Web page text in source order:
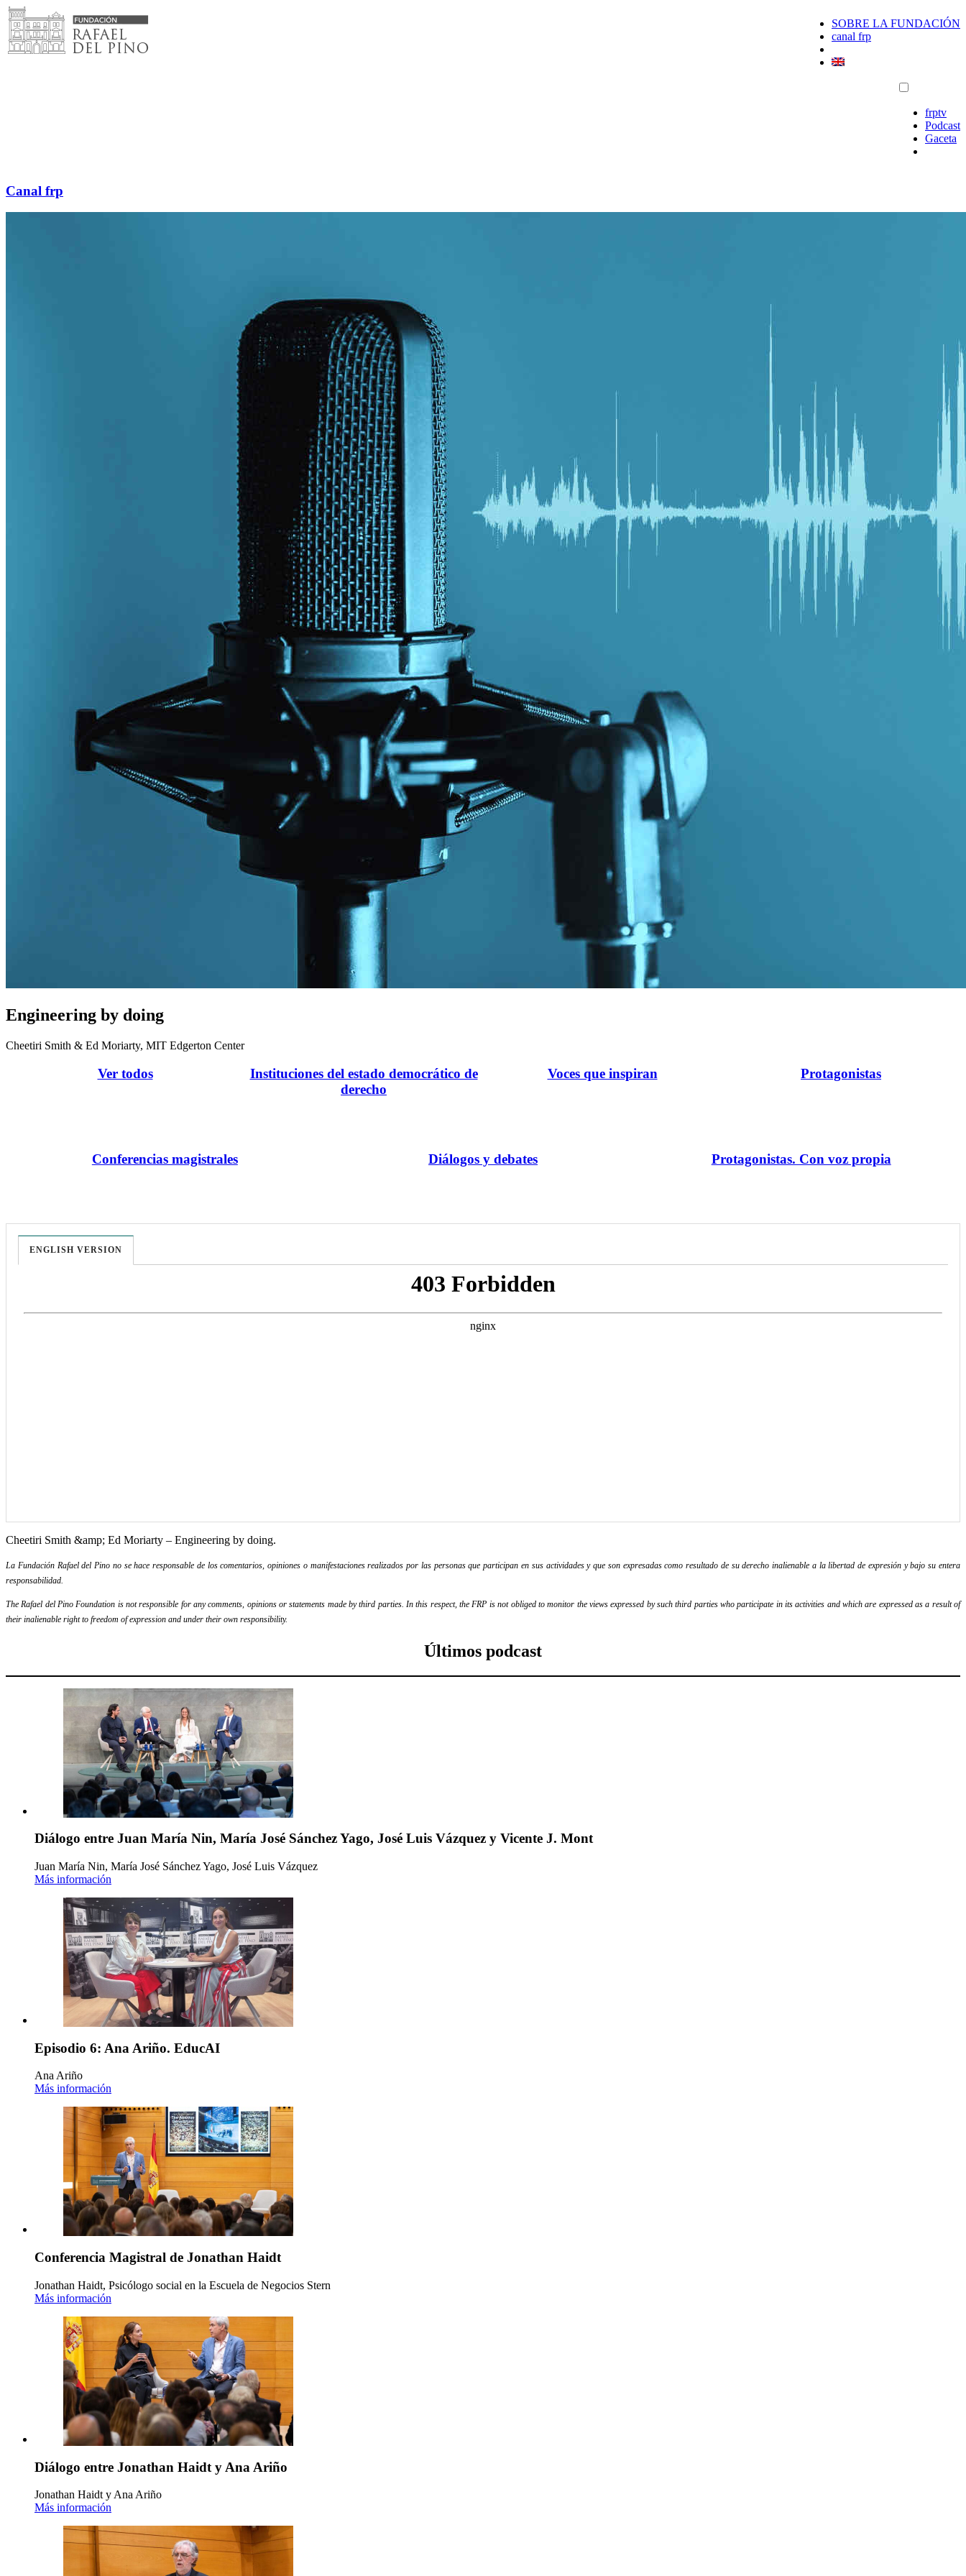
Saltar
al
contenido
SOBRE LA FUNDACIÓN
canal frp
frptv
Podcast
Gaceta
Canal frp
Engineering by doing
Cheetiri Smith & Ed Moriarty, MIT Edgerton Center
Ver todos
Instituciones del estado democrático de
derecho
Voces que inspiran Protagonistas
Conferencias magistrales Diálogos y debates Protagonistas. Con voz propia
ENGLISH VERSION
Cheetiri Smith &amp; Ed Moriarty – Engineering by doing.
La Fundación Rafael del Pino no se hace responsable de los comentarios, opiniones o manifestaciones realizados por las personas que participan en sus actividades y que son expresadas como resultado de su derecho inalienable a la libertad de expresión y bajo su entera
responsabilidad.
The Rafael del Pino Foundation is not responsible for any comments, opinions or statements made by third parties. In this respect, the FRP is not obliged to monitor the views expressed by such third parties who participate in its activities and which are expressed as a result of
their inalienable right to freedom of expression and under their own responsibility.
Últimos podcast
Diálogo entre Juan María Nin, María José Sánchez Yago, José Luis Vázquez y Vicente J. Mont
Juan María Nin, María José Sánchez Yago, José Luis Vázquez
Más información
Episodio 6: Ana Ariño. EducAI
Ana Ariño
Más información
Conferencia Magistral de Jonathan Haidt
Jonathan Haidt, Psicólogo social en la Escuela de Negocios Stern
Más información
Diálogo entre Jonathan Haidt y Ana Ariño
Jonathan Haidt y Ana Ariño
Más información